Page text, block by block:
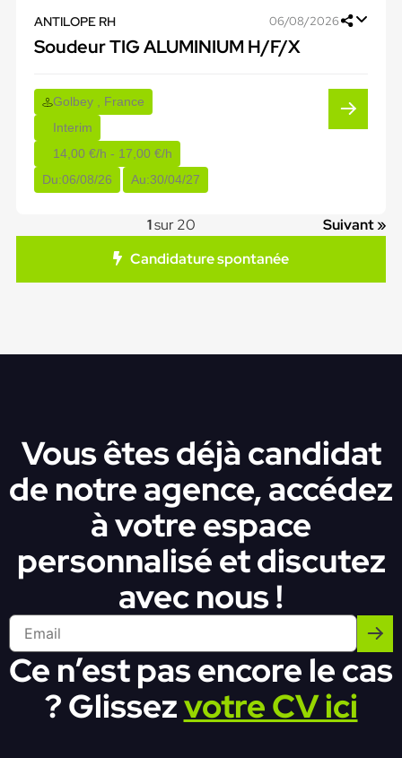
ANTILOPE RH 06/08/2026
Soudeur TIG ALUMINIUM H/F/X
Golbey , France
Interim
14,00 €/h - 17,00 €/h
Du:06/08/26 Au:30/04/27
1sur 20
Suivant »
Candidature spontanée
Vous êtes déjà candidat
de notre agence, accédez
à votre espace
personnalisé et discutez
avec nous !
Ce n’est pas encore le cas
? Glissezvotre CV ici